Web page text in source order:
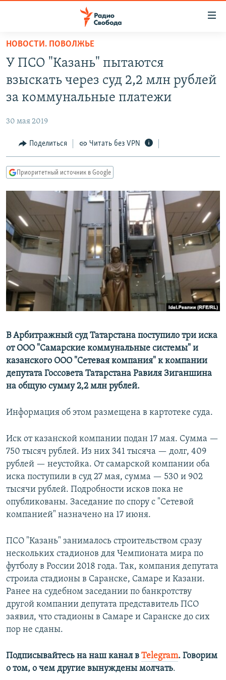
упрощенного
доступа
основному
Вернутся
Вернутся
поиску
ПРОГРАММЫ
АВТОРСКИЕ ПРОЕКТЫ
МНЕНИЯ
КУЛЬТУРА
КАВКАЗ.РЕАЛИИ
СЕВЕР.РЕАЛИИ
СИБИРЬ.РЕАЛИИ
РАСПИСАНИЕ ВЕЩАНИЯ
ПОДПИШИТЕСЬ НА РАССЫЛКУ
СОЦИАЛЬНЫЕ СЕТИ
Все сайты РСЕ/РС
НОВОСТИ. ПОВОЛЖЬЕ
У ПСО "Казань" пытаются
взыскать через суд 2,2 млн рублей
за коммунальные платежи
30 мая 2019
Поделиться Читать без VPN
Приоритетный источник в Google
В Арбитражный суд Татарстана поступило три иска
от ООО "Самарские коммунальные системы" и
казанского ООО "Сетевая компания" к компании
депутата Госсовета Татарстана Равиля Зиганшина
на общую сумму 2,2 млн рублей.
Информация об этом размещена в картотеке суда.
Иск от казанской компании подан 17 мая. Сумма —
750 тысяч рублей. Из них 341 тысяча — долг, 409
рублей — неустойка. От самарской компании оба
иска поступили в суд 27 мая, сумма — 530 и 902
тысячи рублей. Подробности исков пока не
опубликованы. Заседание по спору с "Сетевой
компанией" назначено на 17 июня.
ПСО "Казань" занималось строительством сразу
нескольких стадионов для Чемпионата мира по
футболу в России 2018 года. Так, компания депутата
строила стадионы в Саранске, Самаре и Казани.
Ранее на судебном заседании по банкротству
другой компании депутата представитель ПСО
заявил, что стадионы в Самаре и Саранске до сих
пор не сданы.
Подписывайтесь на наш канал в Telegram. Говорим
о том, о чем другие вынуждены молчать.